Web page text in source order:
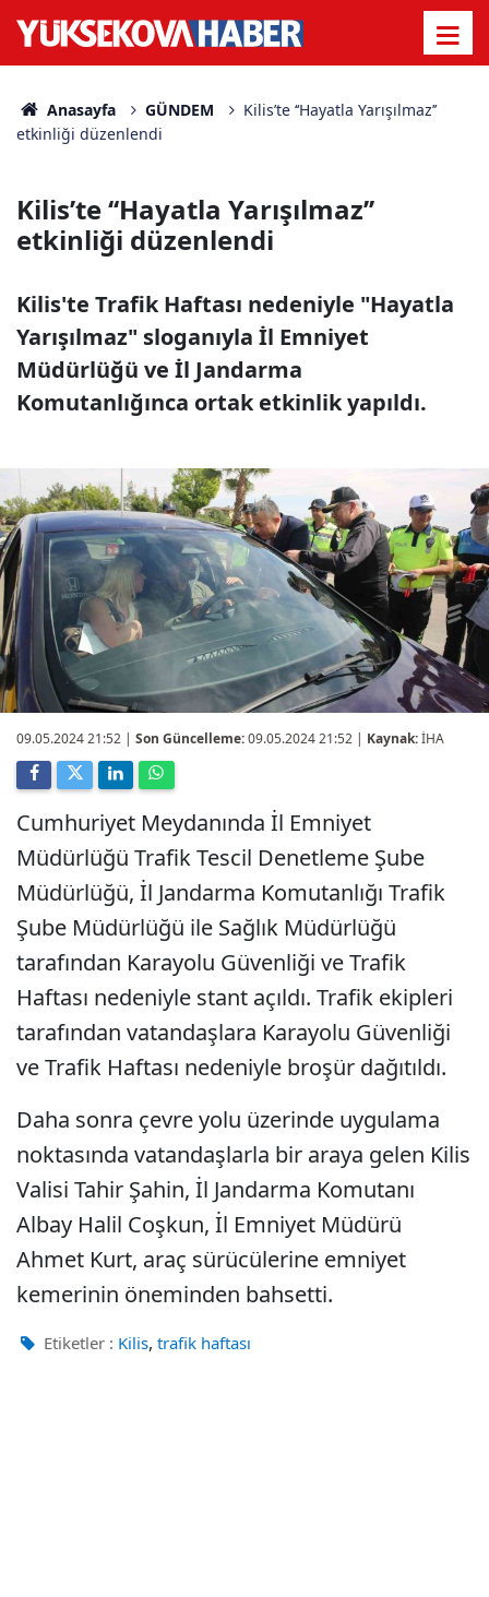
Anasayfa GÜNDEM
Kilis’te ‘‘Hayatla Yarışılmaz’’
etkinliği düzenlendi
Kilis’te ‘‘Hayatla Yarışılmaz’’
etkinliği düzenlendi
Kilis'te Trafik Haftası nedeniyle "Hayatla
Yarışılmaz" sloganıyla İl Emniyet
Müdürlüğü ve İl Jandarma
Komutanlığınca ortak etkinlik yapıldı.
09.05.2024 21:52 | Son Güncelleme:09.05.2024 21:52 | Kaynak:İHA
Cumhuriyet Meydanında İl Emniyet
Müdürlüğü Trafik Tescil Denetleme Şube
Müdürlüğü, İl Jandarma Komutanlığı Trafik
Şube Müdürlüğü ile Sağlık Müdürlüğü
tarafından Karayolu Güvenliği ve Trafik
Haftası nedeniyle stant açıldı. Trafik ekipleri
tarafından vatandaşlara Karayolu Güvenliği
ve Trafik Haftası nedeniyle broşür dağıtıldı.
Daha sonra çevre yolu üzerinde uygulama
noktasında vatandaşlarla bir araya gelen Kilis
Valisi Tahir Şahin, İl Jandarma Komutanı
Albay Halil Coşkun, İl Emniyet Müdürü
Ahmet Kurt, araç sürücülerine emniyet
kemerinin öneminden bahsetti.
Etiketler : Kilis, trafik haftası